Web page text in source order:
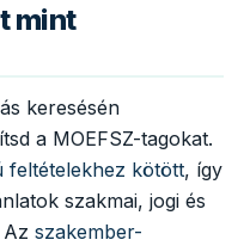
mint
keresésén
a MOEFSZ-tagokat.
feltételekhez kötött, így
szakmai, jogi és
szakember-